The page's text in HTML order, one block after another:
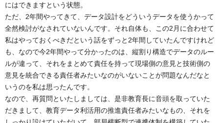
にはできますという状態。
ただ、2年間やってきて、データ設計をどういうデータを使うかって
全然検討がなされていないんです。それ自体も、この2月に合わせて
私はやっておくべきだという話をずっと2年間していたんですけれど
も、なので今2年間やって分かったのは、縦割り構造でデータのルー
ルが違って、それをまとめて責任を持って現場側の意見と技術側の
意見を統合できる責任者みたいなのがいないことが問題なんだなと
いうのを私は思ったんです。
なので、再質問といたしましては、是非教育長に音頭を取っていた
だきまして、教育データ利活用の推進責任者みたいなもの、それを